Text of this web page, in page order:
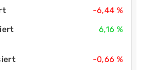
-6,44 %
6,16 %
-0,66 %